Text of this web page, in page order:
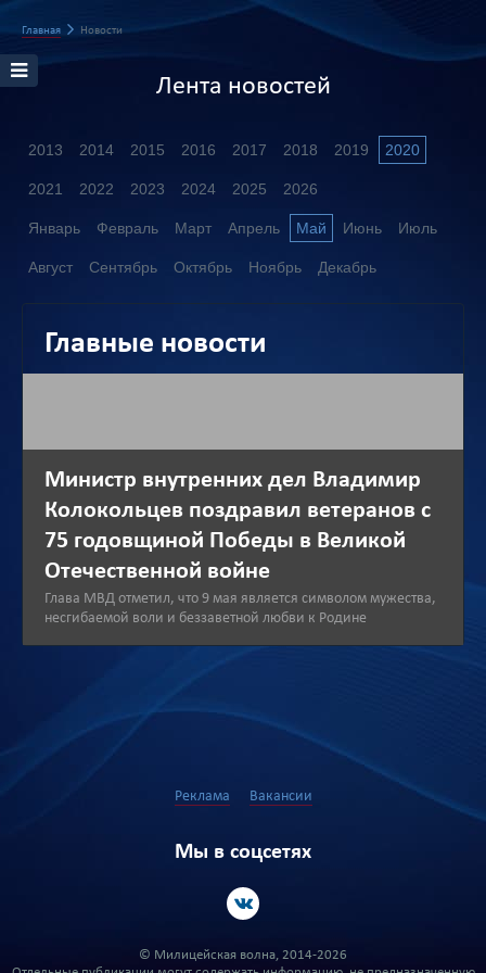
Главная Новости
Лента новостей
2013 2014 2015 2016 2017 2018 2019 2020
2021 2022 2023 2024 2025 2026
Январь Февраль Март Апрель Май Июнь Июль
Август Сентябрь Октябрь Ноябрь Декабрь
Главные новости
Министр внутренних дел Владимир
Колокольцев поздравил ветеранов с
75 годовщиной Победы в Великой
Отечественной войне
Глава МВД отметил, что 9 мая является символом мужества,
несгибаемой воли и беззаветной любви к Родине
Реклама Вакансии
Мы в соцсетях
© Милицейская волна, 2014-2026